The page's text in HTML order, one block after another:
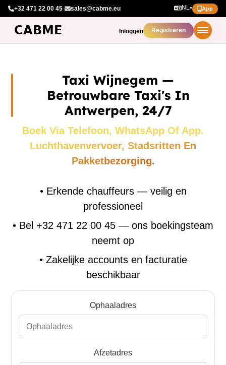
+32 471 22 00 45· sales@cabme.eu NL▾ App
Inloggen Registreren
Taxi Wijnegem —
Betrouwbare Taxi's In
Antwerpen, 24/7
Boek Via Telefoon, WhatsApp Of App.
Luchthavenvervoer, Stadsritten En
Pakketbezorging.
• Erkende chauffeurs — veilig en
professioneel
• Bel +32 471 22 00 45 — ons boekingsteam
neemt op
• Zakelijke accounts en facturatie
beschikbaar
Ophaaladres
Afzetadres